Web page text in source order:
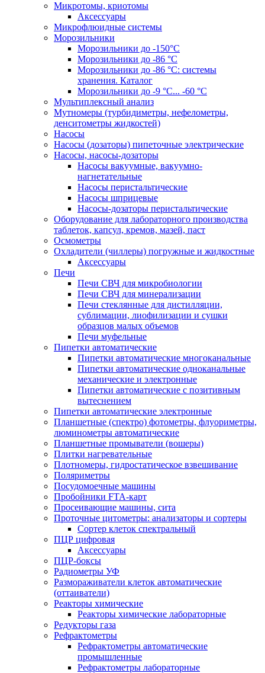
Микротомы, криотомы
Аксессуары
Микрофлюидные системы
Морозильники
Морозильники до -150°С
Морозильники до -86 °C
Морозильники до -86 °C: системы
хранения. Каталог
Морозильники до -9 °C... -60 °C
Мультиплексный анализ
Мутномеры (турбидиметры, нефелометры,
денситометры жидкостей)
Насосы
Насосы (дозаторы) пипеточные электрические
Насосы, насосы-дозаторы
Насосы вакуумные, вакуумно-
нагнетательные
Насосы перистальтические
Насосы шприцевые
Насосы-дозаторы перистальтические
Оборудование для лабораторного производства
таблеток, капсул, кремов, мазей, паст
Осмометры
Охладители (чиллеры) погружные и жидкостные
Аксессуары
Печи
Печи СВЧ для микробиологии
Печи СВЧ для минерализации
Печи стеклянные для дистилляции,
сублимации, лиофилизации и сушки
образцов малых объемов
Печи муфельные
Пипетки автоматические
Пипетки автоматические многоканальные
Пипетки автоматические одноканальные
механические и электронные
Пипетки автоматические с позитивным
вытеснением
Пипетки автоматические электронные
Планшетные (спектро) фотометры, флуориметры,
люминометры автоматические
Планшетные промыватели (вошеры)
Плитки нагревательные
Плотномеры, гидростатическое взвешивание
Поляриметры
Посудомоечные машины
Пробойники FTA-карт
Просеивающие машины, сита
Проточные цитометры: анализаторы и сортеры
Сортер клеток спектральный
ПЦР цифровая
Аксессуары
ПЦР-боксы
Радиометры УФ
Размораживатели клеток автоматические
(оттаиватели)
Реакторы химические
Реакторы химические лабораторные
Редукторы газа
Рефрактометры
Рефрактометры автоматические
промышленные
Рефрактометры лабораторные